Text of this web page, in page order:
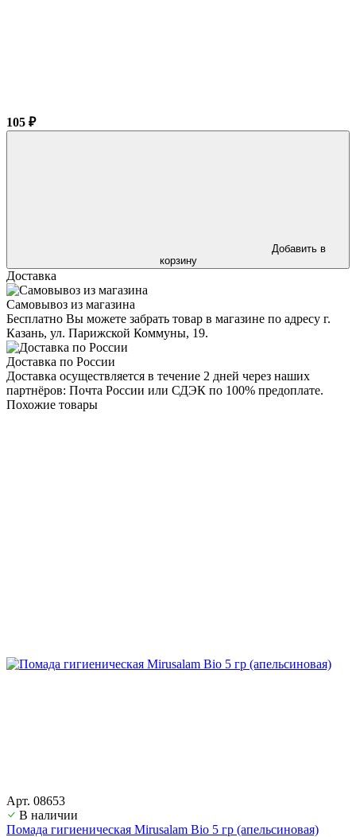
105 ₽
Добавить в
корзину
Доставка
Самовывоз из магазина
Бесплатно Вы можете забрать товар в магазине по адресу г.
Казань, ул. Парижской Коммуны, 19.
Доставка по России
Доставка осуществляется в течение 2 дней через наших
партнёров: Почта России или СДЭК по 100% предоплате.
Похожие товары
Арт. 08653
В наличии
Помада гигиеническая Mirusalam Bio 5 гр (апельсиновая)